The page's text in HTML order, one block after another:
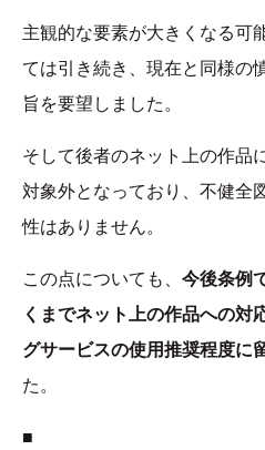
主観的な要素が大きくなる可
ては引き続き、現在と同様の
旨を要望しました。
そして後者のネット上の作品
対象外となっており、不健全
性はありません。
この点についても、 今後条例
くまでネット上の作品への対
グサービスの使用推奨程度に
た。
■